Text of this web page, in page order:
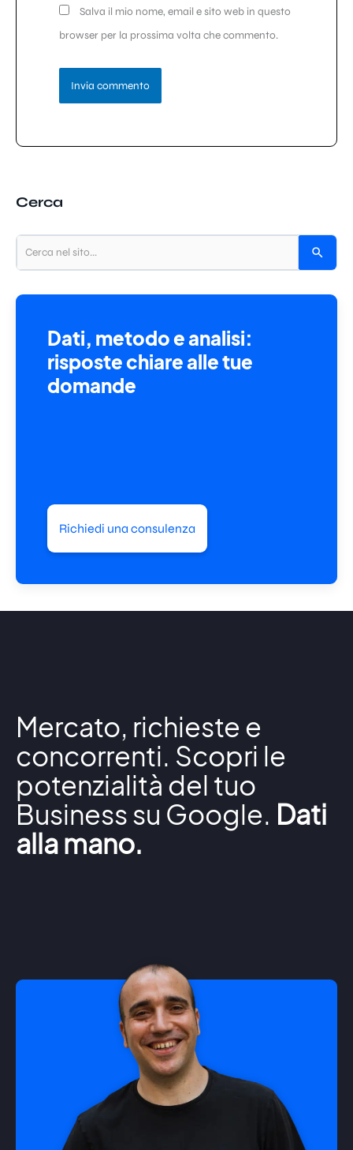
Salva il mio nome, email e sito web in questo
browser per la prossima volta che commento.
Cerca
Dati, metodo e analisi:
risposte chiare alle tue
domande
Richiedi una consulenza
Mercato, richieste e
concorrenti. Scopri le
potenzialità del tuo
Business su Google. Dati
alla mano.